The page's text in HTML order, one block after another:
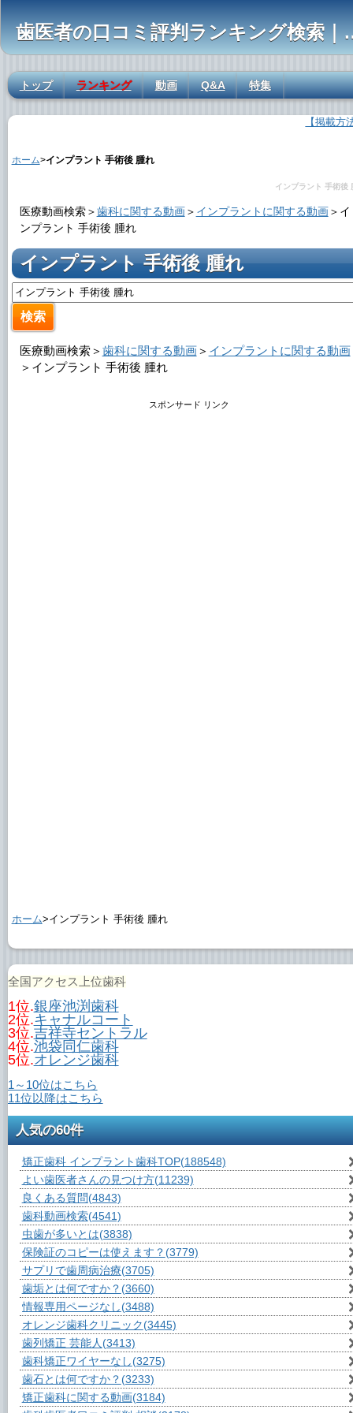
歯医者の口コ
トップ ランキング 動画 Q&A 特集
【掲載方
ホーム>インプラント 手術後 腫れ
インプラント 手術後
医療動画検索＞歯科に関する動画＞ インプラントに関する動画＞ イ
ンプラント 手術後 腫れ
インプラント 手術後 腫れ
医療動画検索＞ 歯科に関する動画＞ インプラントに関する動画
＞ インプラント 手術後 腫れ
スポンサード リンク
ホーム>インプラント 手術後 腫れ
全国アクセス上位歯科
1位.銀座池渕歯科
2位.キャナルコート
3位.吉祥寺セントラル
4位.池袋同仁歯科
5位.オレンジ歯科
1～10位はこちら
11位以降はこちら
人気の60件
矯正歯科 インプラント歯科TOP(188548)
よい歯医者さんの見つけ方(11239)
良くある質問(4843)
歯科動画検索(4541)
虫歯が多いとは(3838)
保険証のコピーは使えます？ (3779)
サプリで歯周病治療(3705)
歯垢とは何ですか？ (3660)
情報専用ページなし(3488)
オレンジ歯科クリニック(3445)
歯列矯正 芸能人 (3413)
歯科矯正ワイヤーなし(3275)
歯石とは何ですか？ (3233)
矯正歯科に関する動画(3184)